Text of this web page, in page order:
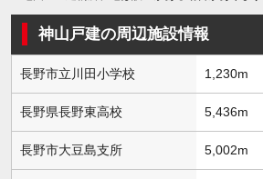
神山戸建の周辺施設情報
長野市立川田小学校 1,230m
長野県長野東高校 5,436m
長野市大豆島支所 5,002m